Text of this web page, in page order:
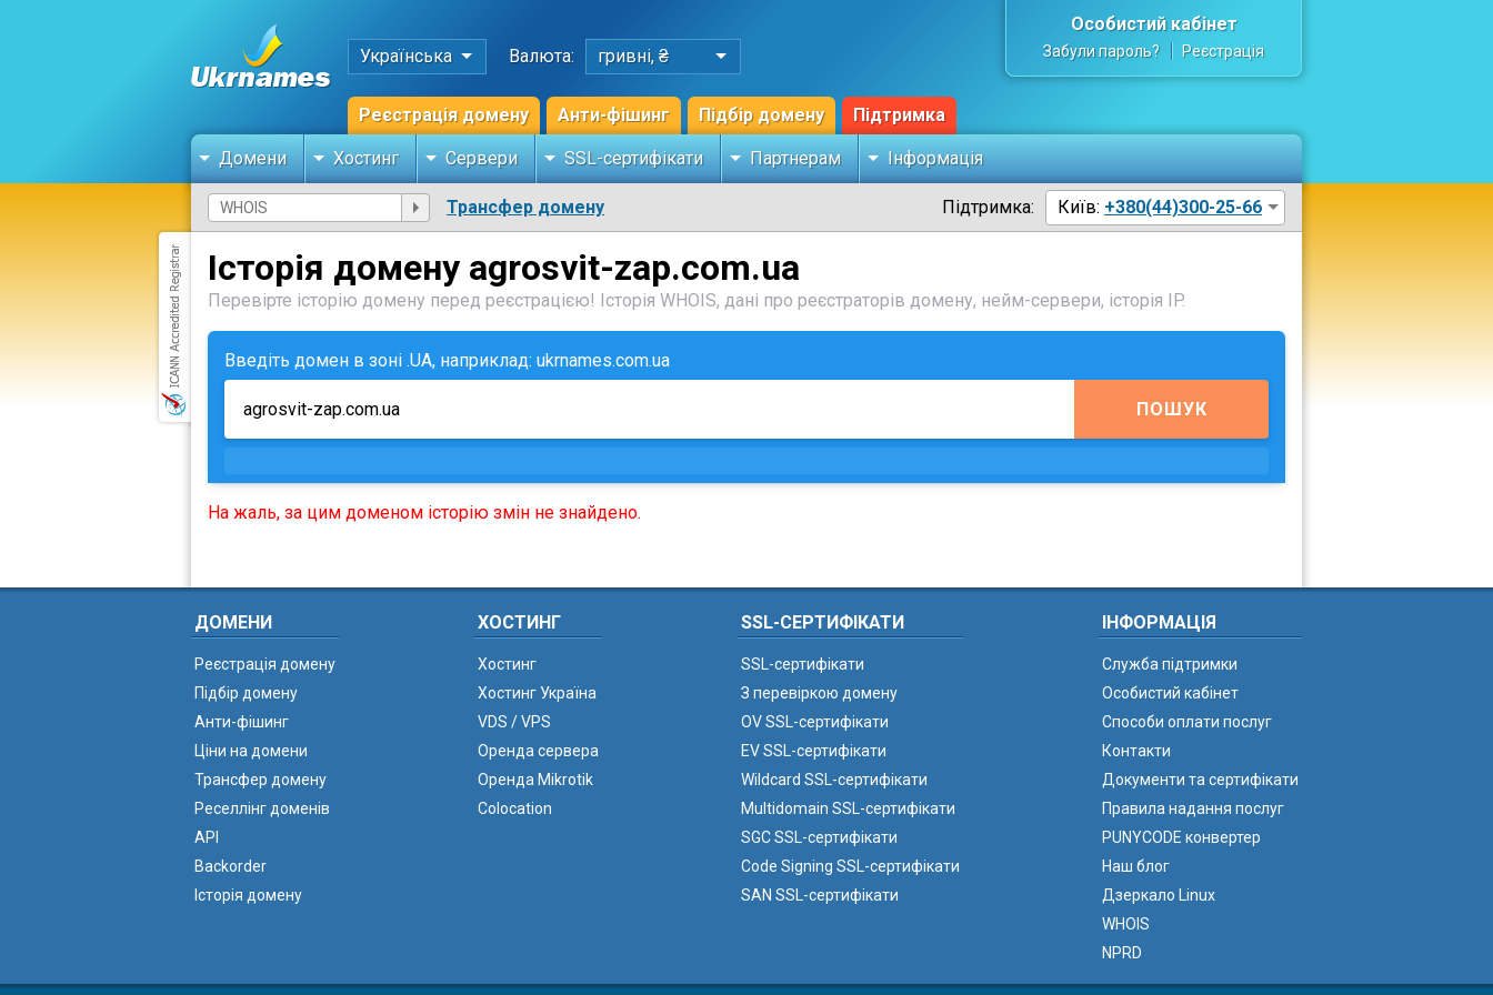
Українська Валюта: гривні, ₴
Реєстрація домену Анти-фішинг Підбір домену Підтримка
Особистий кабінет
Забули пароль? Реєстрація
Домени Хостинг Сервери SSL-сертифікати Партнерам Інформація
Трансфер домену Підтримка: Київ: +380(44)300-25-66
Історія домену agrosvit-zap.com.ua
Перевірте історію домену перед реєстрацією! Історія WHOIS, дані про реєстраторів домену, нейм-сервери, історія IP.
Введіть домен в зоні .UA, наприклад: ukrnames.com.ua
ПОШУК
На жаль, за цим доменом історію змін не знайдено.
ДОМЕНИ
Реєстрація домену
Підбір домену
Анти-фішинг
Ціни на домени
Трансфер домену
Реселлінг доменів
API
Backorder
Історія домену
ХОСТИНГ
Хостинг
Хостинг Україна
VDS / VPS
Оренда сервера
Оренда Mikrotik
Colocation
SSL-СЕРТИФІКАТИ
SSL-сертифікати
З перевіркою домену
OV SSL-сертифікати
EV SSL-сертифікати
Wildcard SSL-сертифікати
Multidomain SSL-сертифікати
SGC SSL-сертифікати
Code Signing SSL-сертифікати
SAN SSL-сертифікати
ІНФОРМАЦІЯ
Служба підтримки
Особистий кабінет
Способи оплати послуг
Контакти
Документи та сертифікати
Правила надання послуг
PUNYCODE конвертер
Наш блог
Дзеркало Linux
WHOIS
NPRD